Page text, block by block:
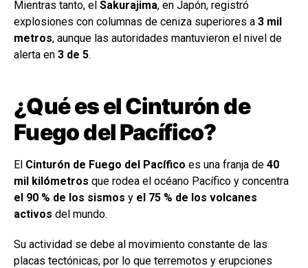
Mientras tanto, el Sakurajima, en Japón, registró
explosiones con columnas de ceniza superiores a 3 mil
metros, aunque las autoridades mantuvieron el nivel de
alerta en 3 de 5.
¿Qué es el Cinturón de
Fuego del Pacífico?
El Cinturón de Fuego del Pacífico es una franja de 40
mil kilómetros que rodea el océano Pacífico y concentra
el 90 % de los sismos y el 75 % de los volcanes
activos del mundo.
Su actividad se debe al movimiento constante de las
placas tectónicas, por lo que terremotos y erupciones